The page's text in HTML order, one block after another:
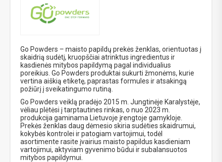
Go Powders – maisto papildų prekės ženklas, orientuotas į
skaidrią sudėtį, kruopščiai atrinktus ingredientus ir
kasdienės mitybos papildymą pagal individualius
poreikius. Go Powders produktai sukurti žmonėms, kurie
vertina aiškią etiketę, paprastas formules ir atsakingą
požiūrį į sveikatingumo rutiną.
Go Powders veiklą pradėjo 2015 m. Jungtinėje Karalystėje,
vėliau plėtėsi į tarptautines rinkas, o nuo 2023 m.
produkcija gaminama Lietuvoje įrengtoje gamykloje.
Prekės ženklas daug dėmesio skiria sudėties skaidrumui,
kokybės kontrolei ir patogiam vartojimui, todėl
asortimente rasite įvairius maisto papildus kasdieniam
vartojimui, aktyviam gyvenimo būdui ir subalansuotos
mitybos papildymui.